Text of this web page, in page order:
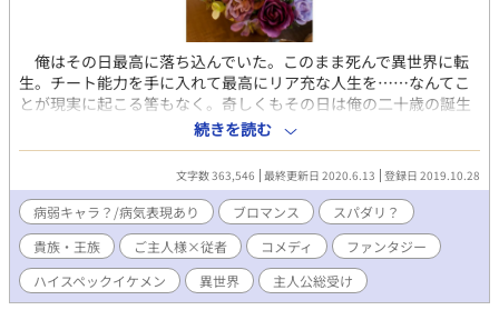
俺はその日最高に落ち込んでいた。このまま死んで異世界に転
生。チート能力を手に入れて最高にリア充な人生を……なんてこ
とが現実に起こる筈もなく。奇しくもその日は俺の二十歳の誕生
日だった。初めて飲む酒はヤケ酒で。簡単に酒に呑まれちまった
俺はフラフラと渋谷の繁華街を彷徨い歩いた。ふと気づいたら、
全く知らない路地（？）に立っていたんだ。そうだな、辺りの建
物や雰囲気でいったら……ビクトリア調時代風？ て、まさかな
ぁ。俺、さっきいつもの道を歩いていた筈だよな？ どこだよ、
ここ。酔いつぶれて寝ちまったのか？ 「君、どうかしたのか
い？」 その時、背後にフルートみたいに澄んだ柔らかい声が響
いた。突然、そう話しかけてくる声に振り向いた。そこにいたの
は……。 黄金の髪、真珠の肌、ピンクサファイアの唇、そして
続きを読む
文字数 363,546 最終更新日 2020.6.13 登録日 2019.10.28
病弱キャラ？/病気表現あり ブロマンス
スパダリ？
貴族・王族
ご主人様×従者 コメディ
ファンタジー
ハイスペックイケメン
異世界 主人公総受け